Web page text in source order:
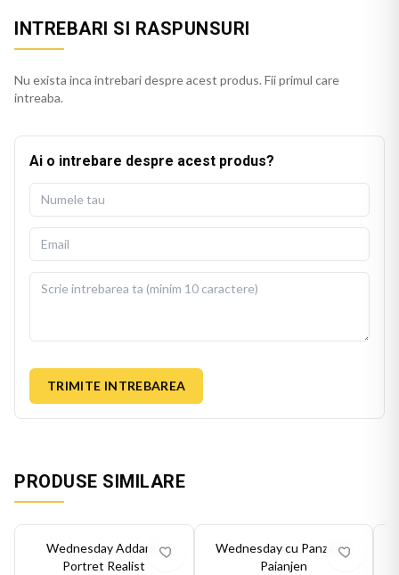
INTREBARI SI RASPUNSURI
Nu exista inca intrebari despre acest produs. Fii primul care
intreaba.
Ai o intrebare despre acest produs?
TRIMITE INTREBAREA
PRODUSE SIMILARE
Wednesday Addams
Portret Realist
%
Wednesday cu Panza de
Paianjen